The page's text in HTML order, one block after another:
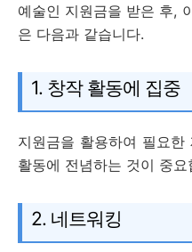
예술인 지원금을 받은 후,
은 다음과 같습니다.
1. 창작 활동에 집중
지원금을 활용하여 필요
활동에 전념하는 것이 중요
2. 네트워킹